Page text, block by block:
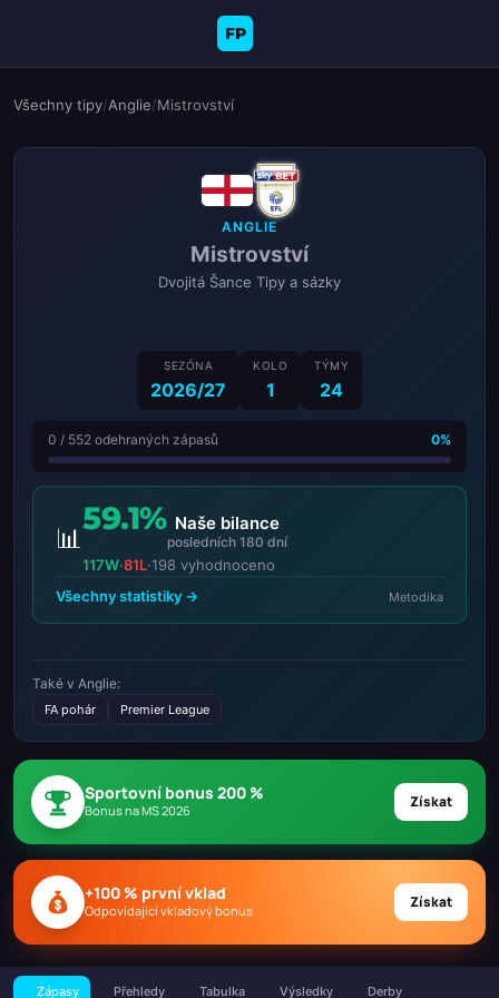
FP
Všechny tipy/Anglie/Mistrovství
ANGLIE
Mistrovství
Dvojitá Šance Tipy a sázky
SEZÓNA
2026/27
KOLO
1
TÝMY
24
0 / 552 odehraných zápasů 0%
📊
59.1% Naše bilance
posledních 180 dní
117W·81L·198 vyhodnoceno
Všechny statistiky →
Metodika
Také v Anglie:
FA pohár Premier League
Sportovní bonus 200 %
Bonus na MS 2026 Získat
+100 % první vklad
Odpovídající vkladový bonus Získat
Zápasy Přehledy Tabulka Výsledky Derby